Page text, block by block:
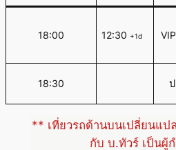
18:00 12:30 +1d
18:30 ป
** เที่ยวรถด้านบนเปลี่ยนแป
กับ บ.ทัวร์ เป็นผู้